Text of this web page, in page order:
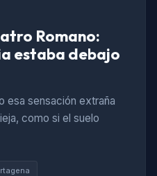
Romano:
estaba debajo
esa sensación extraña
como si el suelo